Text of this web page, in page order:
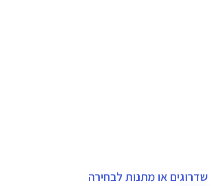
שדרוגים או מתנות לבחירה